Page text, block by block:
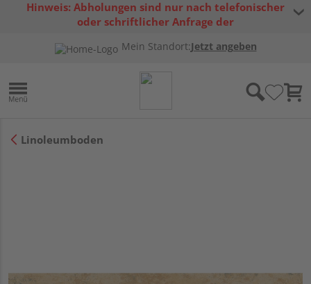
Hinweis: Abholungen sind nur nach telefonischer
oder schriftlicher Anfrage der
Mein Standort:Jetzt angeben
Linoleumboden